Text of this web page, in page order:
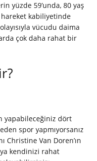
yüzde 59’unda, 80 yaş
kabiliyetinde
vücudu daima
çok daha rahat bir
yapabileceğiniz dört
spor yapmıyorsanız
Christine Van Doren’ın
kendinizi rahat